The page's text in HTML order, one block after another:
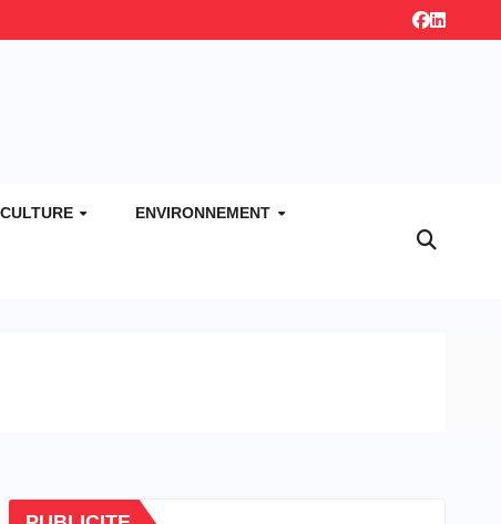
CULTURE ENVIRONNEMENT